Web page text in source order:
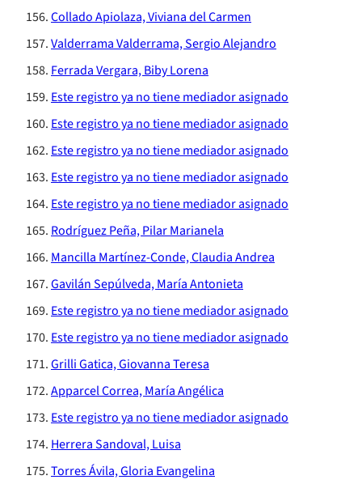
Collado Apiolaza, Viviana del Carmen
Valderrama Valderrama, Sergio Alejandro
Ferrada Vergara, Biby Lorena
Este registro ya no tiene mediador asignado
Este registro ya no tiene mediador asignado
Este registro ya no tiene mediador asignado
Este registro ya no tiene mediador asignado
Este registro ya no tiene mediador asignado
Rodríguez Peña, Pilar Marianela
Mancilla Martínez-Conde, Claudia Andrea
Gavilán Sepúlveda, María Antonieta
Este registro ya no tiene mediador asignado
Este registro ya no tiene mediador asignado
Grilli Gatica, Giovanna Teresa
Apparcel Correa, María Angélica
Este registro ya no tiene mediador asignado
Herrera Sandoval, Luisa
Torres Ávila, Gloria Evangelina